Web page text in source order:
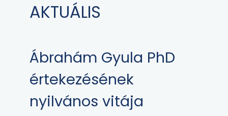
AKTUÁLIS
Ábrahám Gyula PhD
értekezésének
nyilvános vitája